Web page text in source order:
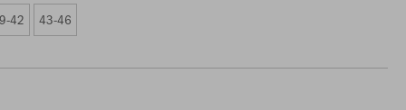
42 43-46